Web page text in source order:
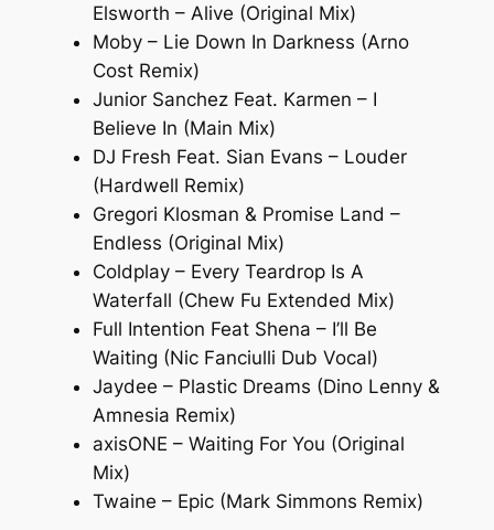
Elsworth – Alive (Original Mix)
Moby – Lie Down In Darkness (Arno
Cost Remix)
Junior Sanchez Feat. Karmen – I
Believe In (Main Mix)
DJ Fresh Feat. Sian Evans – Louder
(Hardwell Remix)
Gregori Klosman & Promise Land –
Endless (Original Mix)
Coldplay – Every Teardrop Is A
Waterfall (Chew Fu Extended Mix)
Full Intention Feat Shena – I’ll Be
Waiting (Nic Fanciulli Dub Vocal)
Jaydee – Plastic Dreams (Dino Lenny &
Amnesia Remix)
axisONE – Waiting For You (Original
Mix)
Twaine – Epic (Mark Simmons Remix)